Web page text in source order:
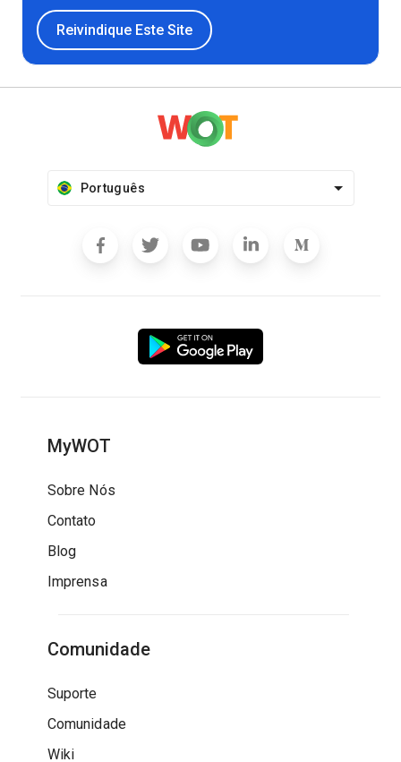
Reivindique Este Site
Português
MyWOT
Sobre Nós
Contato
Blog
Imprensa
Comunidade
Suporte
Comunidade
Wiki